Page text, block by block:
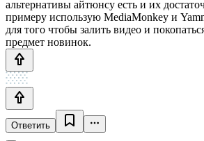
альтернативы айтюнсу есть и их
примеру использую MediaMonkey и
для того чтобы залить видео и
предмет новинок.
Ответить